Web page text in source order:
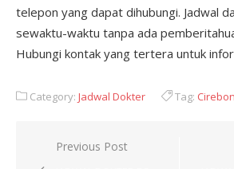
telepon yang dapat dihubungi. Jadwal
sewaktu-waktu tanpa ada
Hubungi kontak yang tertera untuk
Category: Jadwal Dokter Tag: Cirebon
PostPrevious Post